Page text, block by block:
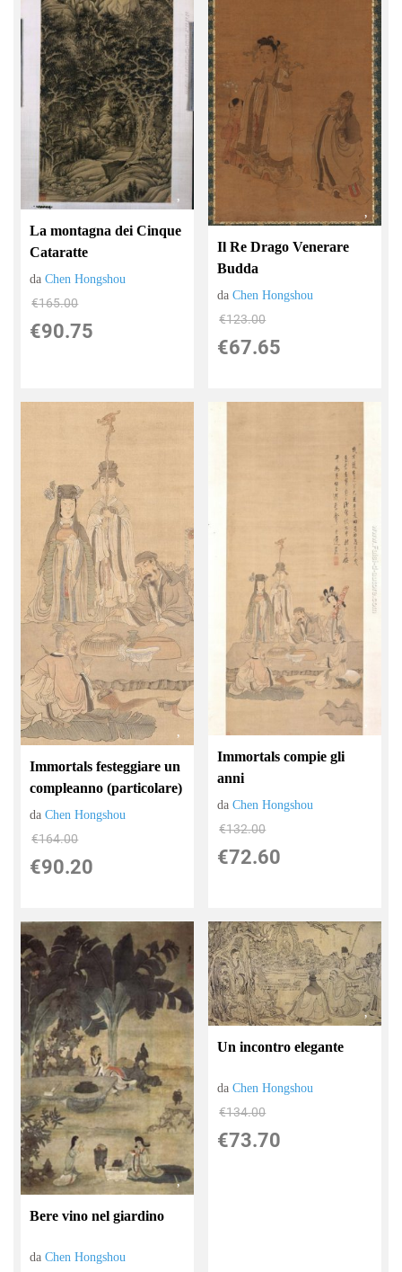
La montagna dei Cinque
Cataratte
daChen Hongshou
€165.00
€90.75
Il Re Drago Venerare
Budda
daChen Hongshou
€123.00
€67.65
Immortals festeggiare un
compleanno (particolare)
daChen Hongshou
€164.00
€90.20
Immortals compie gli
anni
daChen Hongshou
€132.00
€72.60
Bere vino nel giardino
daChen Hongshou
Un incontro elegante
daChen Hongshou
€134.00
€73.70